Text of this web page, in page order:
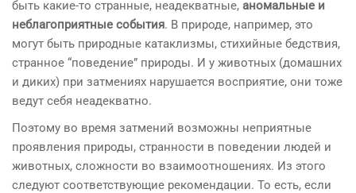
быть какие-то странные, неадекватные, аномальные и
неблагоприятные события. В природе, например, это
могут быть природные катаклизмы, стихийные бедствия,
странное “поведение” природы. И у животных (домашних
и диких) при затмениях нарушается восприятие, они тоже
ведут себя неадекватно.
Поэтому во время затмений возможны неприятные
проявления природы, странности в поведении людей и
животных, сложности во взаимоотношениях. Из этого
следуют соответствующие рекомендации. То есть, если